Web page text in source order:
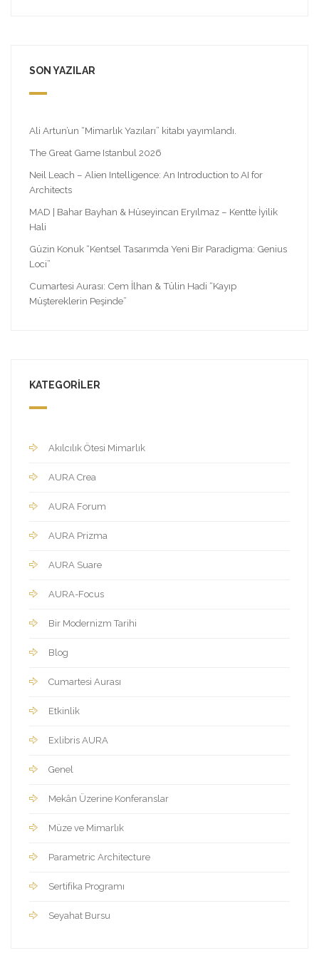
SON YAZILAR
Ali Artun’un “Mimarlık Yazıları” kitabı yayımlandı.
The Great Game Istanbul 2026
Neil Leach – Alien Intelligence: An Introduction to AI for
Architects
MAD | Bahar Bayhan & Hüseyincan Eryılmaz – Kentte İyilik
Hali
Güzin Konuk “Kentsel Tasarımda Yeni Bir Paradigma: Genius
Loci”
Cumartesi Aurası: Cem İlhan & Tülin Hadi “Kayıp
Müştereklerin Peşinde”
KATEGORILER
Akılcılık Ötesi Mimarlık
AURA Crea
AURA Forum
AURA Prizma
AURA Suare
AURA-Focus
Bir Modernizm Tarihi
Blog
Cumartesi Aurası
Etkinlik
Exlibris AURA
Genel
Mekân Üzerine Konferanslar
Müze ve Mimarlık
Parametric Architecture
Sertifika Programı
Seyahat Bursu